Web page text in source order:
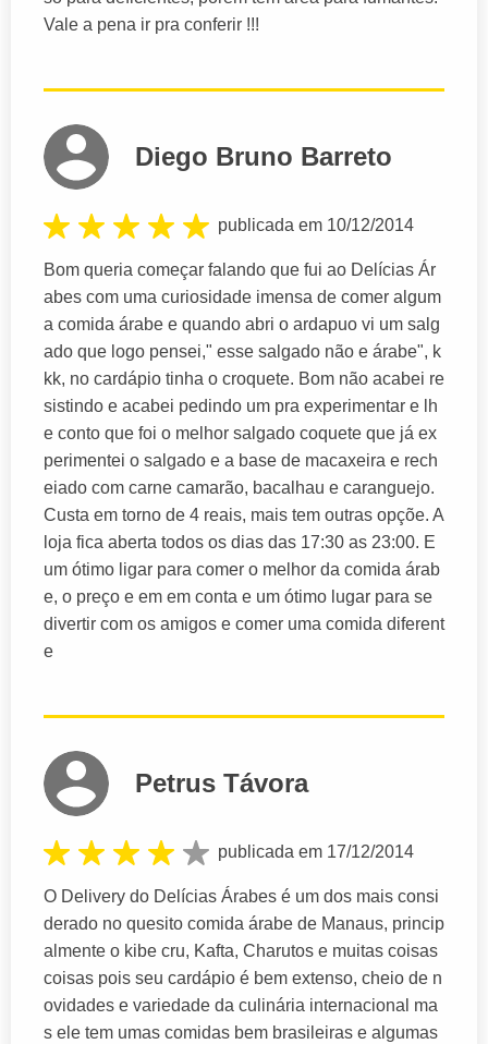
Vale a pena ir pra conferir !!!
Diego Bruno Barreto
publicada em 10/12/2014
Bom queria começar falando que fui ao Delícias Ár
abes com uma curiosidade imensa de comer algum
a comida árabe e quando abri o ardapuo vi um salg
ado que logo pensei," esse salgado não e árabe", k
kk, no cardápio tinha o croquete. Bom não acabei re
sistindo e acabei pedindo um pra experimentar e lh
e conto que foi o melhor salgado coquete que já ex
perimentei o salgado e a base de macaxeira e rech
eiado com carne camarão, bacalhau e caranguejo.
Custa em torno de 4 reais, mais tem outras opçõe. A
loja fica aberta todos os dias das 17:30 as 23:00. E
um ótimo ligar para comer o melhor da comida árab
e, o preço e em em conta e um ótimo lugar para se
divertir com os amigos e comer uma comida diferent
e
Petrus Távora
publicada em 17/12/2014
O Delivery do Delícias Árabes é um dos mais consi
derado no quesito comida árabe de Manaus, princip
almente o kibe cru, Kafta, Charutos e muitas coisas
coisas pois seu cardápio é bem extenso, cheio de n
ovidades e variedade da culinária internacional ma
s ele tem umas comidas bem brasileiras e algumas